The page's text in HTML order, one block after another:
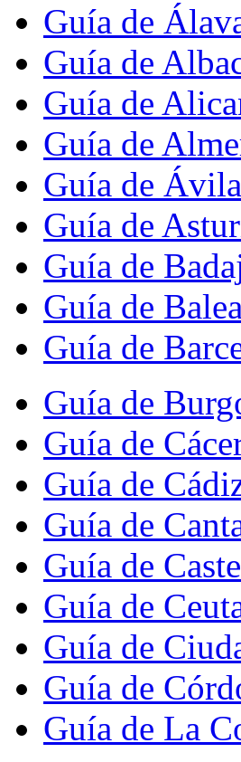
Guía de
Guía de
Guía de
Guía de
Guía de Ávila
Guía de
Guía de
Guía de
Guía de
Guía de
Guía de
Guía de
Guía de
Guía de
Guía de
Guía de
Guía de
Guía de La